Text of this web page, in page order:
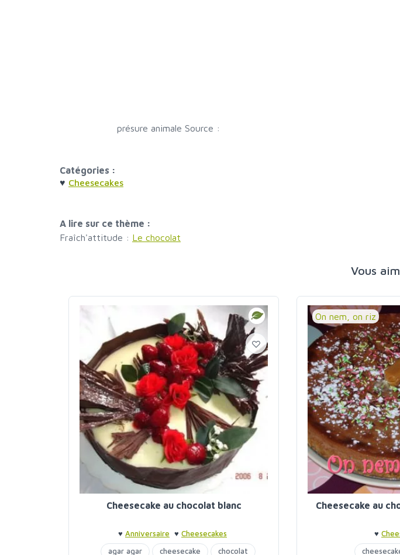
présure animale Source :
Catégories :
♥ Cheesecakes
A lire sur ce thème :
Fraîch'attitude : Le chocolat
Vous
Cheesecake au chocolat blanc
♥ Anniversaire ♥ Cheesecakes
agar agar
cheesecake chocolat
On nem, on riz
Cheesecake au
♥